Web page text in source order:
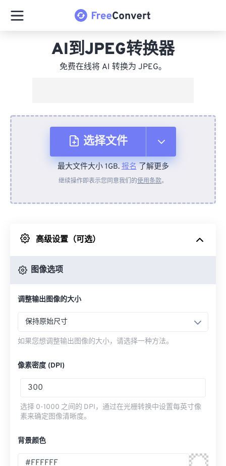
AI到JPEG转换器
免费在线将 AI 转换为 JPEG。
选择文件
从设备
来自 Google Drive
最大文件大小 1GB.报名了解更多
继续操作即表示您同意我们的使用条款。
高级设置（可选）
图像选项
调整输出图像的大小
保持原始尺寸
如果您想调整输出图像的大小，请选择一种方法。
像素密度 (DPI)
选择 0-1000 之间的 DPI，通过在光栅转换中设置每英寸像
素来确定图像清晰度。
背景颜色